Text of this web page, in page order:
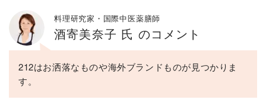
料理研究家・国際中医薬膳師
酒寄美奈子 氏 のコメント
212はお洒落なものや海外ブランドものが見つかりま
す。